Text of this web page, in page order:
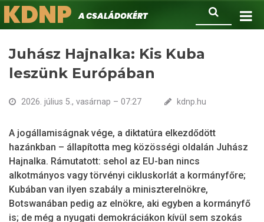
Ugrás
a
Keresés
KDNPA családokért.
Juhász Hajnalka: Kis Kuba
leszünk Európában
2026. július 5., vasárnap – 07:27 kdnp.hu
A jogállamiságnak vége, a diktatúra elkezdődött
hazánkban – állapította meg közösségi oldalán Juhász
Hajnalka. Rámutatott: sehol az EU-ban nincs
alkotmányos vagy törvényi cikluskorlát a kormányfőre;
Kubában van ilyen szabály a miniszterelnökre,
Botswanában pedig az elnökre, aki egyben a kormányfő
is; de még a nyugati demokráciákon kívül sem szokás